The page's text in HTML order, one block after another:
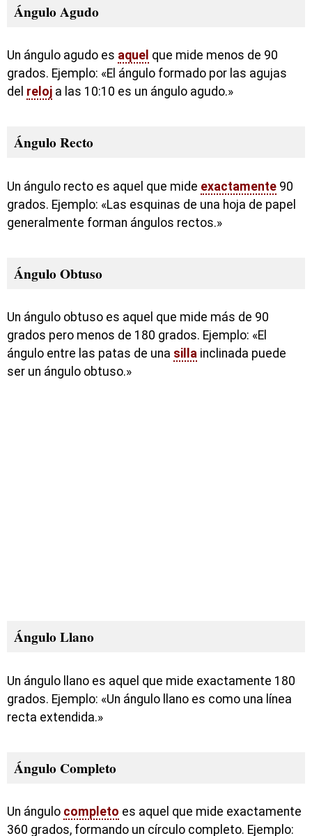
Ángulo Agudo
Un ángulo agudo es aquel que mide menos de 90
grados. Ejemplo: «El ángulo formado por las agujas
del reloj a las 10:10 es un ángulo agudo.»
Ángulo Recto
Un ángulo recto es aquel que mide exactamente 90
grados. Ejemplo: «Las esquinas de una hoja de papel
generalmente forman ángulos rectos.»
Ángulo Obtuso
Un ángulo obtuso es aquel que mide más de 90
grados pero menos de 180 grados. Ejemplo: «El
ángulo entre las patas de una silla inclinada puede
ser un ángulo obtuso.»
Ángulo Llano
Un ángulo llano es aquel que mide exactamente 180
grados. Ejemplo: «Un ángulo llano es como una línea
recta extendida.»
Ángulo Completo
Un ángulo completo es aquel que mide exactamente
360 grados, formando un círculo completo. Ejemplo: